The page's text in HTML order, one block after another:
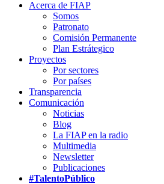
Acerca de FIAP
Somos
Patronato
Comisión Permanente
Plan Estrátegico
Proyectos
Por sectores
Por países
Transparencia
Comunicación
Noticias
Blog
La FIAP en la radio
Multimedia
Newsletter
Publicaciones
#TalentoPúblico